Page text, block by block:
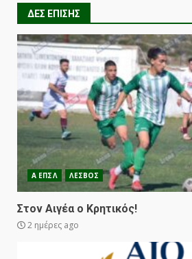
ΔΕΣ ΕΠΙΣΗΣ
Α ΕΠΣΛ ΛΕΣΒΟΣ
Στον Αιγέα ο Κρητικός!
2 ημέρες ago